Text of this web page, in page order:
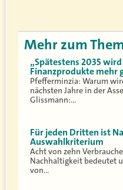
Mehr zum
„Spätestens 2035
Finanzprodukte mehr
Pfefferminzia: Warum
nächsten Jahre in der
Glissmann:…
Für jeden Dritten ist
Auswahlkriterium
Acht von zehn
Nachhaltigkeit bedeutet
von…